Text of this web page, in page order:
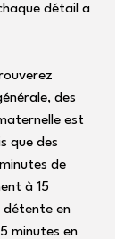
détail a
des
est
que des
de
à 15
détente en
minutes en